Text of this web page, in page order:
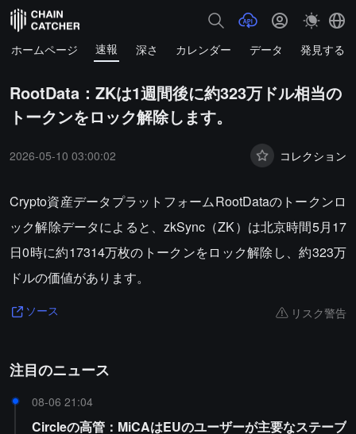
ホームページ 速報 深さ カレンダー データ 発見する
RootData：ZKは1週間後に約323万ドル相当の
トークンをロック解除します。
2026-05-10 03:00:02 コレクション
Crypto資産データプラットフォームRootDataのトークンロ
ック解除データによると、zkSync（ZK）は北京時間5月17
日0時に約17314万枚のトークンをロック解除し、約323万
ドルの価値があります。
ソース リスク警告
注目のニュース
08-06 21:04
Circleの高管：MiCAはEUのユーザーが主要なステーブ